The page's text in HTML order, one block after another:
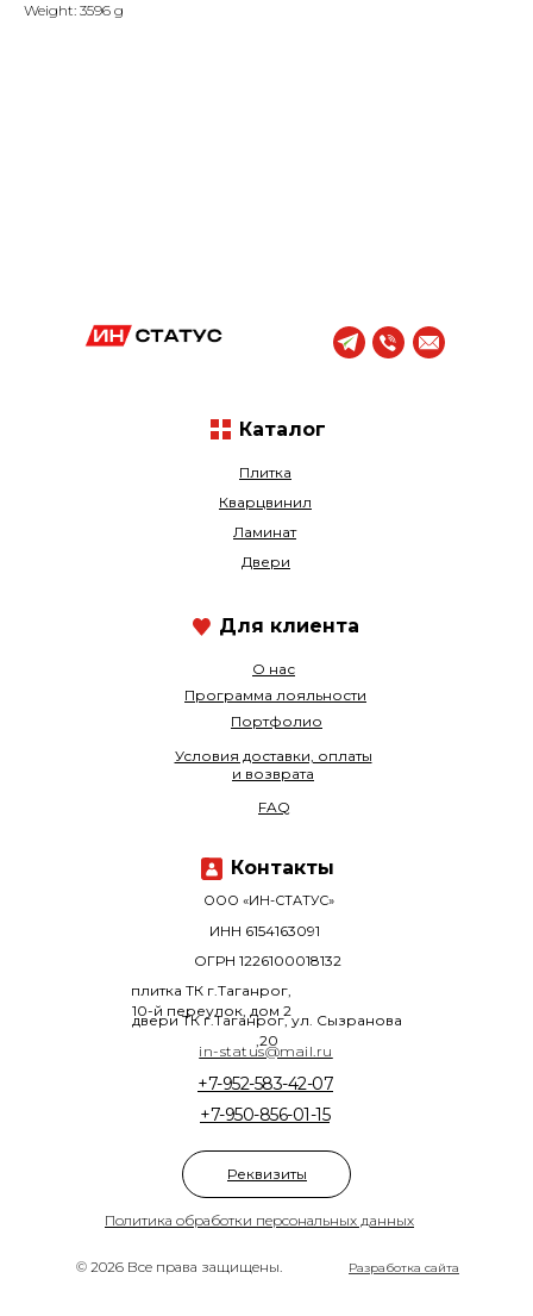
Weight: 3596 g
© 2026 Все права защищены.
Политика обработки персональных данных
Плитка
Кварцвинил
+7-950-856-01-15
+7-952-583-42-07
О нас
Ламинат
Программа лояльности
Двери
Портфолио
ООО «ИН-СТАТУС»
плитка ТК г.Таганрог,
10-й переулок, дом 2
двери ТК г.Таганрог, ул. Сызранова
,20
ОГРН 1226100018132
ИНН 6154163091
Разработка сайта
Условия доставки, оплаты
и возврата
FAQ
Каталог
in-status@mail.ru
Контакты
Для клиента
Реквизиты